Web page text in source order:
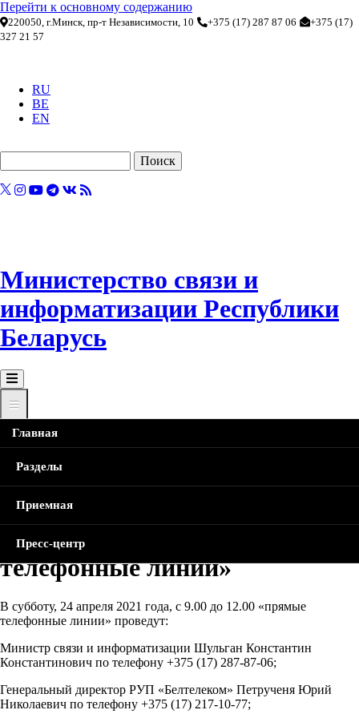
Перейти к основному содержанию
220050, г.Минск, пр-т Независимости, 10 +375 (17) 287 87 06
+375 (17)
327 21 57
RU
BE
EN
Министерство связи и
информатизации Республики
Беларусь
Главная
Разделы
Приемная
Пресс-центр
Строка
навигации
Главная Новости
Продолжают работать субботние
«прямые телефонные линии»
Продолжают работать
субботние «прямые
телефонные линии»
В субботу, 24 апреля 2021 года, с 9.00 до 12.00 «прямые
телефонные линии» проведут:
Министр связи и информатизации Шульган Константин
Константинович по телефону +375 (17) 287-87-06;
Генеральный директор РУП «Белтелеком» Петрученя Юрий
Николаевич по телефону +375 (17) 217-10-77;